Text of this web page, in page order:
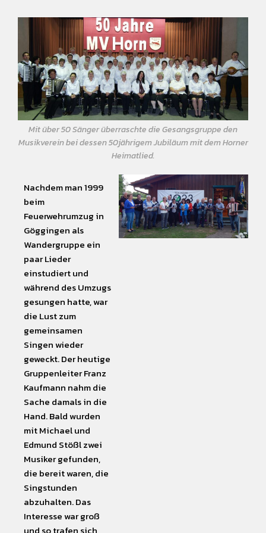
Mit über 50 Sänger überraschte die Gesangsgruppe den
Musikverein bei dessen 50jährigem Jubiläum mit dem Horner
Heimatlied.
Nachdem man 1999
beim
Feuerwehrumzug in
Göggingen als
Wandergruppe ein
paar Lieder
einstudiert und
während des Umzugs
gesungen hatte, war
die Lust zum
gemeinsamen
Singen wieder
geweckt. Der heutige
Gruppenleiter Franz
Kaufmann nahm die
Sache damals in die
Hand. Bald wurden
mit Michael und
Edmund Stößl zwei
Musiker gefunden,
die bereit waren, die
Singstunden
abzuhalten. Das
Interesse war groß